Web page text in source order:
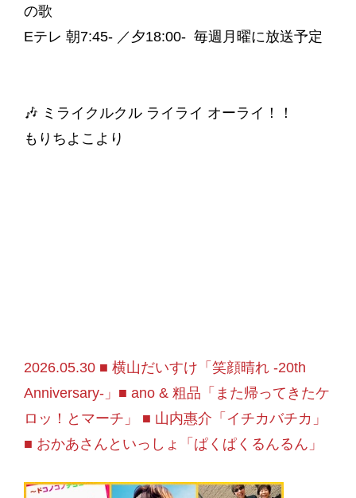
の歌
Eテレ 朝7:45- ／夕18:00- 毎週月曜に放送予定
🎶 ミライクルクル ライライ オーライ！！
もりちよこより
2026.05.30 ■ 横山だいすけ「笑顔晴れ -20th
Anniversary-」■ ano & 粗品「また帰ってきたケ
ロッ！とマーチ」 ■ 山内惠介「イチカバチカ」
■ おかあさんといっしょ「ぱくぱくるんるん」